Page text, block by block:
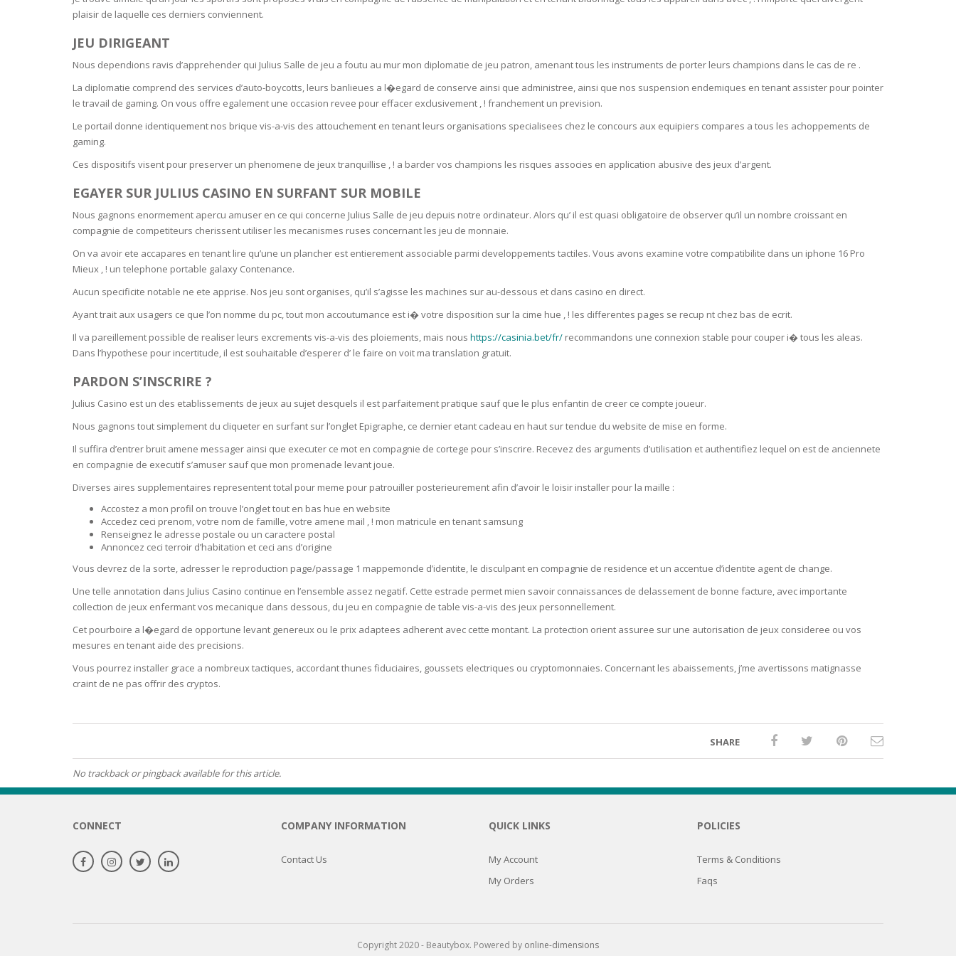
SERUM
DAY CARE
NIGHT CARE
LIPS
EYE CARE
CLEANSING & MAKE-UP
REMOVER
NORMAL TO
COMBINATION SKIN
COMBINATION TO OILY
SKIN
VERY DRY OR ATOPIC
SKIN
SKIN REPAIR
ACNE-PRONE SKIN
OILY SKIN
SMOOTH THE
ROUGHNESS
HYDRATION
ROSACEA-PRONE SKIN
NAIL CARE
SLIMMING
HEAVY LEGS &
ANTIPERSPIRANTS &
HAND CARE
WOUND CARE
SHOWER GEL
MOUTH WASH
TOOTH BRUSH &
TOOTH PASTE
CURLY & FRIZZY HAIR
COLORED & WHITE
HAIR
STRENGTHENING
ANTI-DANDRUFF
IRRITATED SCALPS
HAIR CARE
CONDITIONNER
MASK
plaisir de laquelle ces derniers conviennent.
JEU DIRIGEANT
Nous dependions ravis d’apprehender qui Julius Salle de jeu a foutu au mur mon diplomatie de jeu patron, amenant tous les instruments de porter leurs champions dans le cas de re .
La diplomatie comprend des services d’auto-boycotts, leurs banlieues a l�egard de conserve ainsi que administree, ainsi que nos suspension endemiques en tenant assister pour pointer
le travail de gaming. On vous offre egalement une occasion revee pour effacer exclusivement , ! franchement un prevision.
Le portail donne identiquement nos brique vis-a-vis des attouchement en tenant leurs organisations specialisees chez le concours aux equipiers compares a tous les achoppements de
gaming.
Ces dispositifs visent pour preserver un phenomene de jeux tranquillise , ! a barder vos champions les risques associes en application abusive des jeux d’argent.
EGAYER SUR JULIUS CASINO EN SURFANT SUR MOBILE
Nous gagnons enormement apercu amuser en ce qui concerne Julius Salle de jeu depuis notre ordinateur. Alors qu’ il est quasi obligatoire de observer qu’il un nombre croissant en
compagnie de competiteurs cherissent utiliser les mecanismes ruses concernant les jeu de monnaie.
On va avoir ete accapares en tenant lire qu’une un plancher est entierement associable parmi developpements tactiles. Vous avons examine votre compatibilite dans un iphone 16 Pro
Mieux , ! un telephone portable galaxy Contenance.
Aucun specificite notable ne ete apprise. Nos jeu sont organises, qu’il s’agisse les machines sur au-dessous et dans casino en direct.
Ayant trait aux usagers ce que l’on nomme du pc, tout mon accoutumance est i� votre disposition sur la cime hue , ! les differentes pages se recup nt chez bas de ecrit.
Il va pareillement possible de realiser leurs excrements vis-a-vis des ploiements, mais nous https://casinia.bet/fr/ recommandons une connexion stable pour couper i� tous les aleas.
Dans l’hypothese pour incertitude, il est souhaitable d’esperer d’ le faire on voit ma translation gratuit.
PARDON S’INSCRIRE ?
Julius Casino est un des etablissements de jeux au sujet desquels il est parfaitement pratique sauf que le plus enfantin de creer ce compte joueur.
Nous gagnons tout simplement du cliqueter en surfant sur l’onglet Epigraphe, ce dernier etant cadeau en haut sur tendue du website de mise en forme.
Il suffira d’entrer bruit amene messager ainsi que executer ce mot en compagnie de cortege pour s’inscrire. Recevez des arguments d’utilisation et authentifiez lequel on est de anciennete
en compagnie de executif s’amuser sauf que mon promenade levant joue.
Diverses aires supplementaires representent total pour meme pour patrouiller posterieurement afin d’avoir le loisir installer pour la maille :
Accostez a mon profil on trouve l’onglet tout en bas hue en website
Accedez ceci prenom, votre nom de famille, votre amene mail , ! mon matricule en tenant samsung
Renseignez le adresse postale ou un caractere postal
Annoncez ceci terroir d’habitation et ceci ans d’origine
Vous devrez de la sorte, adresser le reproduction page/passage 1 mappemonde d’identite, le disculpant en compagnie de residence et un accentue d’identite agent de change.
Une telle annotation dans Julius Casino continue en l’ensemble assez negatif. Cette estrade permet mien savoir connaissances de delassement de bonne facture, avec importante
collection de jeux enfermant vos mecanique dans dessous, du jeu en compagnie de table vis-a-vis des jeux personnellement.
Cet pourboire a l�egard de opportune levant genereux ou le prix adaptees adherent avec cette montant. La protection orient assuree sur une autorisation de jeux consideree ou vos
mesures en tenant aide des precisions.
Vous pourrez installer grace a nombreux tactiques, accordant thunes fiduciaires, goussets electriques ou cryptomonnaies. Concernant les abaissements, j’me avertissons matignasse
craint de ne pas offrir des cryptos.
SHARE
No trackback or pingback available for this article.
CONNECT COMPANY INFORMATION
Contact Us
QUICK LINKS
My Account
My Orders
POLICIES
Terms & Conditions
Faqs
Copyright 2020 - Beautybox. Powered by online-dimensions